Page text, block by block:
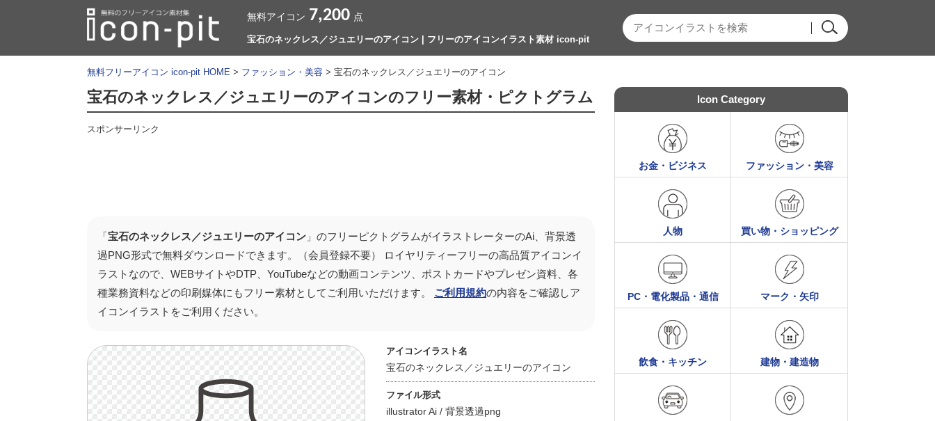
無料アイコン 7,200 点
宝石のネックレス／ジュエリーのアイコン | フリーのアイコンイラスト素材 icon-pit
無料フリーアイコン icon-pit HOME > ファッション・美容 > 宝石のネックレス／ジュエリーのアイコン
宝石のネックレス／ジュエリーのアイコンのフリー素材・ピクトグラム
スポンサーリンク
「宝石のネックレス／ジュエリーのアイコン 」のフリーピクトグラムがイラストレーターのAi、背景透
過PNG形式で無料ダウンロードできます。（会員登録不要） ロイヤリティーフリーの高品質アイコンイ
ラストなので、WEBサイトやDTP、YouTubeなどの動画コンテンツ、ポストカードやプレゼン資料、各
種業務資料などの印刷媒体にもフリー素材としてご利用いただけます。 ご利用規約の内容をご確認しア
イコンイラストをご利用ください。
アイコンイラスト名
宝石のネックレス／ジュエリーのアイコン
ファイル形式
illustrator Ai / 背景透過png
Icon Category
お金・ビジネス ファッション・美容
人物 買い物・ショッピング
PC・電化製品・通信 マーク・矢印
飲食・キッチン 建物・建造物